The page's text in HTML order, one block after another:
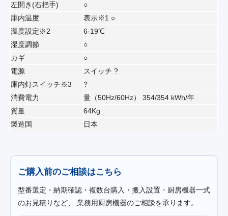
左開き(右把手)
○
庫内温度
表示※1 ○
温度設定※2
6-19℃
湿度調節
○
カギ
○
電源
スイッチ ?
庫内灯スイッチ※3
?
消費電力
量（50Hz/60Hz） 354/354 kWh/年
質量
64Kg
製造国
日本
ご購入前のご相談はこちら
型番選定・納期確認・複数台購入・搬入設置・厨房機器一式
のお見積りなど、 業務用厨房機器のご相談を承ります。